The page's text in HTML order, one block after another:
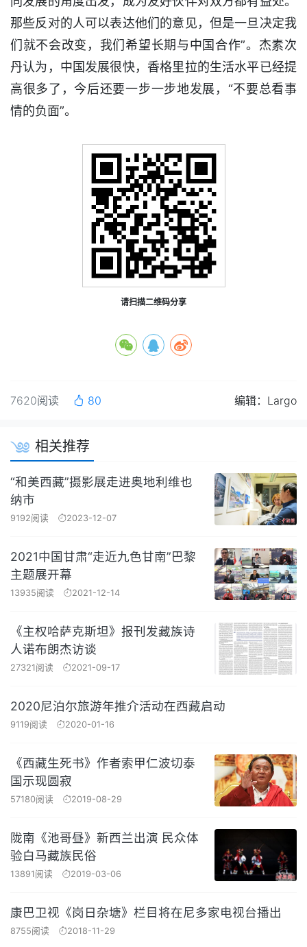
那些反对的人可以表达他们的意见，但是一旦决定我
们就不会改变，我们希望长期与中国合作”。杰素次
丹认为，中国发展很快，香格里拉的生活水平已经提
高很多了，今后还要一步一步地发展，“不要总看事
情的负面”。
请扫描二维码分享
7620阅读 80 编辑：Largo
相关推荐
“和美西藏”摄影展走进奥地利维也
纳市
9192阅读 2023-12-07
2021中国甘肃“走近九色甘南”巴黎
主题展开幕
13935阅读 2021-12-14
《主权哈萨克斯坦》报刊发藏族诗
人诺布朗杰访谈
27321阅读 2021-09-17
2020尼泊尔旅游年推介活动在西藏启动
9119阅读 2020-01-16
《西藏生死书》作者索甲仁波切泰
国示现圆寂
57180阅读 2019-08-29
陇南《池哥昼》新西兰出演 民众体
验白马藏族民俗
13891阅读 2019-03-06
康巴卫视《岗日杂塘》栏目将在尼多家电视台播出
8755阅读 2018-11-29